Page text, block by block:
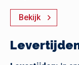
Bekijk